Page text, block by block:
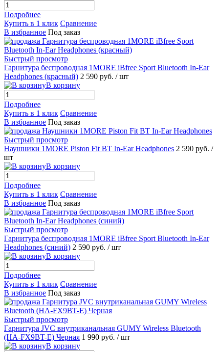
Подробнее
Купить в 1 клик Сравнение
В избранное Под заказ
Быстрый просмотр
Гарнитура беспроводная 1MORE iBfree Sport Bluetooth In-Ear
Headphones (красный) 2 590 руб. / шт
В корзину
Подробнее
Купить в 1 клик Сравнение
В избранное Под заказ
Быстрый просмотр
Наушники 1MORE Piston Fit BT In-Ear Headphones 2 590 руб. /
шт
В корзину
Подробнее
Купить в 1 клик Сравнение
В избранное Под заказ
Быстрый просмотр
Гарнитура беспроводная 1MORE iBfree Sport Bluetooth In-Ear
Headphones (синий) 2 590 руб. / шт
В корзину
Подробнее
Купить в 1 клик Сравнение
В избранное Под заказ
Быстрый просмотр
Гарнитура JVC внутриканальная GUMY Wireless Bluetooth
(HA-FX9BT-E) Черная 1 990 руб. / шт
В корзину